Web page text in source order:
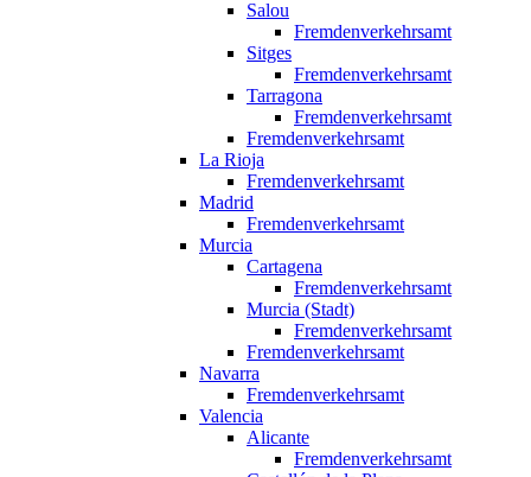
Salou
Fremdenverkehrsamt
Sitges
Fremdenverkehrsamt
Tarragona
Fremdenverkehrsamt
Fremdenverkehrsamt
La Rioja
Fremdenverkehrsamt
Madrid
Fremdenverkehrsamt
Murcia
Cartagena
Fremdenverkehrsamt
Murcia (Stadt)
Fremdenverkehrsamt
Fremdenverkehrsamt
Navarra
Fremdenverkehrsamt
Valencia
Alicante
Fremdenverkehrsamt